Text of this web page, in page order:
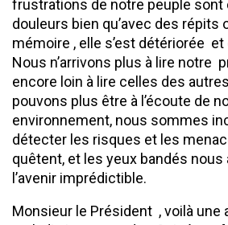
frustrations de notre peuple sont
douleurs bien qu’avec des
mémoire , elle s’est détériorée
Nous n’arrivons plus à lire notre
encore loin à lire celles des
pouvons plus être à l’écoute de
environnement, nous sommes
détecter les risques et les
quêtent, et les yeux bandés nous
l’avenir imprédictible.
Monsieur le Président , voilà une